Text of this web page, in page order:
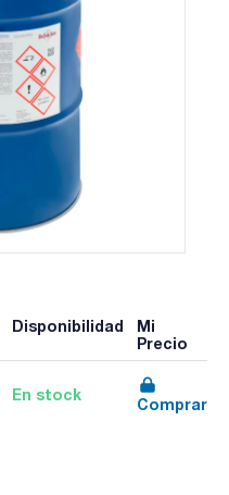
Disponibilidad
Mi
Precio
En stock
Comprar